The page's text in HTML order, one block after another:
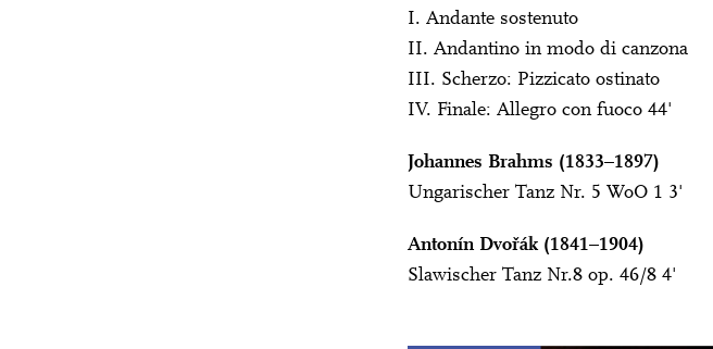
I. Andante sostenuto
II. Andantino in modo di canzona
III. Scherzo: Pizzicato ostinato
IV. Finale: Allegro con fuoco 44'
Johannes Brahms (1833–1897)
Ungarischer Tanz Nr. 5 WoO 1 3'
Antonín Dvořák (1841–1904)
Slawischer Tanz Nr.8 op. 46/8 4'